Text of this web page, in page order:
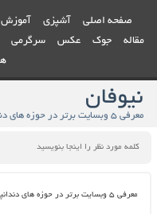
صفحه اصلی آشپزی آموزش
مقاله
جوک عکس سرگرمی
نیوفان
معرفی ۵ وبسایت برتر در حوزه های دندانپزشکی و پزشکی و سبک زندگی